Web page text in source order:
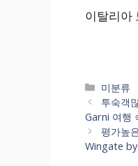
이탈리아
카
테
고
리
미분류
투숙객
Garni 여행
평가높
Wingate